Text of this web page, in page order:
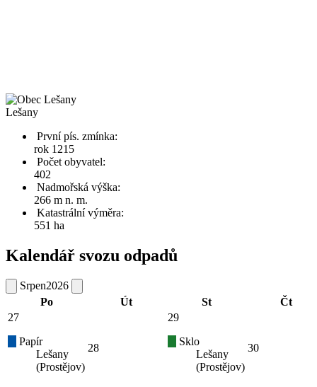
Lešany
První pís. zmínka:
rok 1215
Počet obyvatel:
402
Nadmořská výška:
266 m n. m.
Katastrální výměra:
551 ha
Kalendář svozu odpadů
Srpen2026
Po
Út St
Čt
27
Papír
Lešany
(Prostějov)
28
29
Sklo
Lešany
(Prostějov)
30